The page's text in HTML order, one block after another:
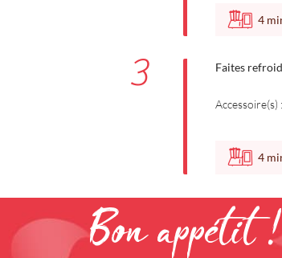
4
3 Faites
Accessoire(s) :
4
Bon appétit !